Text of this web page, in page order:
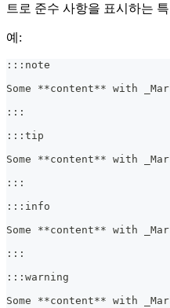
트로 준수 사항을 표시하는
예:
:::note
Some **content** with
:::
:::tip
Some **content** with
:::
:::info
Some **content** with
:::
:::warning
Some **content** with